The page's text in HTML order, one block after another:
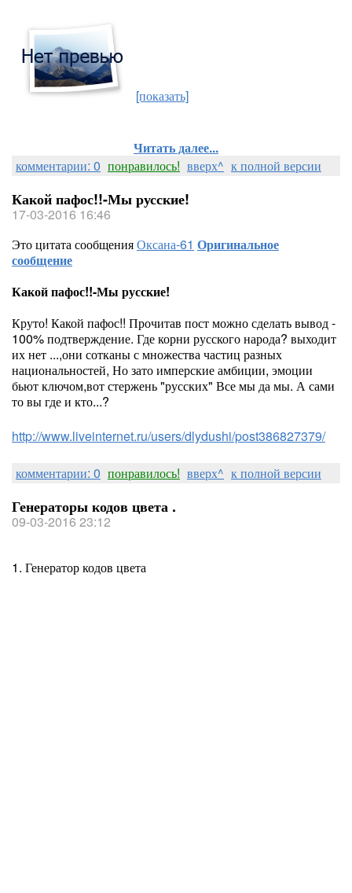
[показать]
Читать далее...
комментарии: 0 понравилось! вверх^ к полной версии
Какой пафос!!-Мы русские!
17-03-2016 16:46
Это цитата сообщенияОксана-61 Оригинальное
сообщение
Какой пафос!!-Мы русские!
Круто! Какой пафос!! Прочитав пост можно сделать вывод -
100% подтверждение. Где корни русского народа? выходит
их нет ...,они сотканы с множества частиц разных
национальностей, Но зато имперские амбиции, эмоции
бьют ключом,вот стержень "русских" Все мы да мы. А сами
то вы где и кто...?
http://www.liveinternet.ru/users/dlydushi/post386827379/
комментарии: 0 понравилось! вверх^ к полной версии
Генераторы кодов цвета .
09-03-2016 23:12
1. Генератор кодов цвета